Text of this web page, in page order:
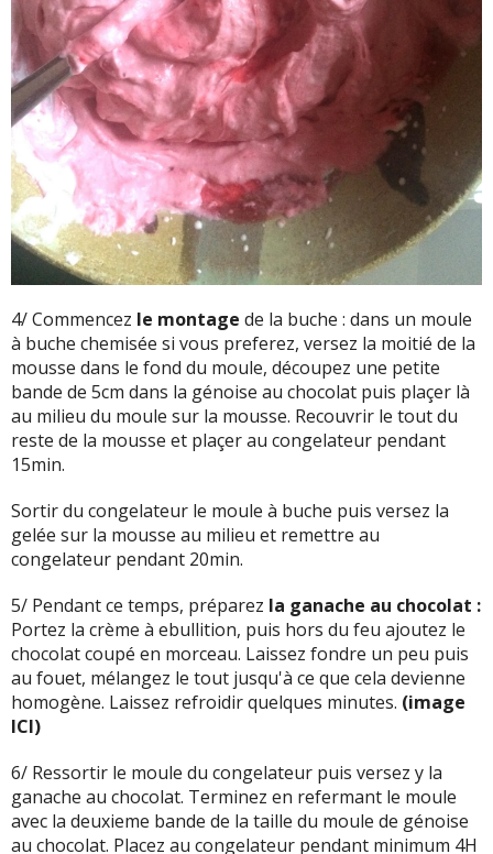
4/ Commencez le montage de la buche : dans un moule
à buche chemisée si vous preferez, versez la moitié de la
mousse dans le fond du moule, découpez une petite
bande de 5cm dans la génoise au chocolat puis plaçer là
au milieu du moule sur la mousse. Recouvrir le tout du
reste de la mousse et plaçer au congelateur pendant
15min.
Sortir du congelateur le moule à buche puis versez la
gelée sur la mousse au milieu et remettre au
congelateur pendant 20min.
5/ Pendant ce temps, préparez la ganache au chocolat :
Portez la crème à ebullition, puis hors du feu ajoutez le
chocolat coupé en morceau. Laissez fondre un peu puis
au fouet, mélangez le tout jusqu'à ce que cela devienne
homogène. Laissez refroidir quelques minutes. (image
ICI)
6/ Ressortir le moule du congelateur puis versez y la
ganache au chocolat. Terminez en refermant le moule
avec la deuxieme bande de la taille du moule de génoise
au chocolat. Placez au congelateur pendant minimum 4H